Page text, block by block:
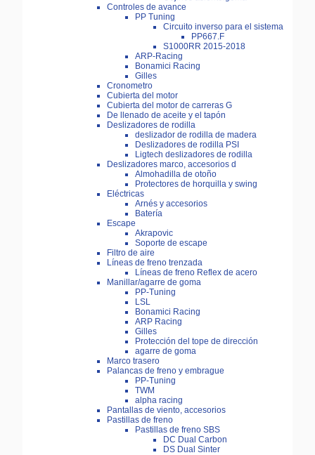
Controles de avance
PP Tuning
Circuito inverso para el sistema
PP667.F
S1000RR 2015-2018
ARP-Racing
Bonamici Racing
Gilles
Cronometro
Cubierta del motor
Cubierta del motor de carreras G
De llenado de aceite y el tapón
Deslizadores de rodilla
deslizador de rodilla de madera
Deslizadores de rodilla PSI
Ligtech deslizadores de rodilla
Deslizadores marco, accesorios d
Almohadilla de otoño
Protectores de horquilla y swing
Eléctricas
Arnés y accesorios
Batería
Escape
Akrapovic
Soporte de escape
Filtro de aire
Líneas de freno trenzada
Líneas de freno Reflex de acero
Manillar/agarre de goma
PP-Tuning
LSL
Bonamici Racing
ARP Racing
Gilles
Protección del tope de dirección
agarre de goma
Marco trasero
Palancas de freno y embrague
PP-Tuning
TWM
alpha racing
Pantallas de viento, accesorios
Pastillas de freno
Pastillas de freno SBS
DC Dual Carbon
DS Dual Sinter